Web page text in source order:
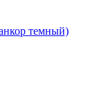
темный)